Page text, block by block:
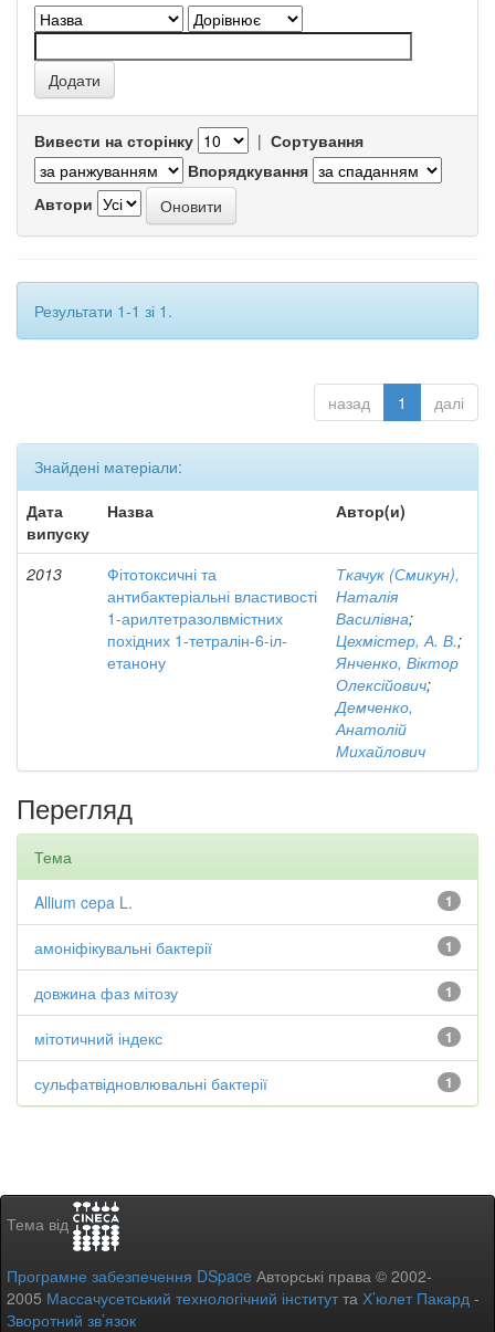
Вивести на сторінку | Сортування
Впорядкування
Автори
Результати 1-1 зі 1.
назад 1 далі
Знайдені матеріали:
Дата
випуску
Назва Автор(и)
2013
Фітотоксичні та
антибактеріальні властивості
1-арилтетразолвмістних
похідних 1-тетралін-6-іл-
етанону
Ткачук (Смикун),
Наталія
Василівна;
Цехмістер, А. В.;
Янченко, Віктор
Олексійович;
Демченко,
Анатолій
Михайлович
Перегляд
Тема
1
Allium cepa L.
1
амоніфікувальні бактерії
1
довжина фаз мітозу
1
мітотичний індекс
1
сульфатвідновлювальні бактерії
Тема від
Програмне забезпечення DSpace Авторські права © 2002-
2005 Массачусетський технологічний інститутта Х’юлет Пакард -
Зворотний зв’язок